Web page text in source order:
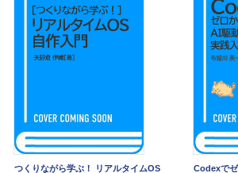
つくりながら学ぶ！ リアルタイムOS
Codexで